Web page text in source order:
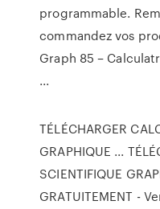
programmable.
commandez vos
Graph 85 –
...
TÉLÉCHARGER
GRAPHIQUE ...
SCIENTIFIQUE
GRATUITEMENT -